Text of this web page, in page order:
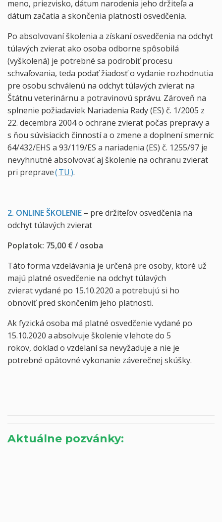
meno, priezvisko, dátum narodenia jeho držiteľa a
dátum začatia a skončenia platnosti osvedčenia.
Po absolvovaní školenia a získaní osvedčenia na odchyt
túlavých zvierat ako osoba odborne spôsobilá
(vyškolená) je potrebné sa podrobiť procesu
schvaľovania, teda podať žiadosť o vydanie rozhodnutia
pre osobu schválenú na odchyt túlavých zvierat na
Štátnu veterinárnu a potravinovú správu. Zároveň na
splnenie požiadaviek Nariadenia Rady (ES) č. 1/2005 z
22. decembra 2004 o ochrane zvierat počas prepravy a
s ňou súvisiacich činností a o zmene a doplnení smerníc
64/432/EHS a 93/119/ES a nariadenia (ES) č. 1255/97 je
nevyhnutné absolvovať aj školenie na ochranu zvierat
pri preprave(TU).
2. ONLINE ŠKOLENIE – pre držiteľov osvedčenia na
odchyt túlavých zvierat
Poplatok: 75,00 € / osoba
Táto forma vzdelávania je určená pre osoby, ktoré už
majú platné osvedčenie na odchyt túlavých
zvierat vydané po 15.10.2020 a potrebujú si ho
obnoviť pred skončením jeho platnosti.
Ak fyzická osoba má platné osvedčenie vydané po
15.10.2020 a absolvuje školenie v lehote do 5
rokov, doklad o vzdelaní sa nevyžaduje a nie je
potrebné opätovné vykonanie záverečnej skúšky.
Aktuálne pozvánky: